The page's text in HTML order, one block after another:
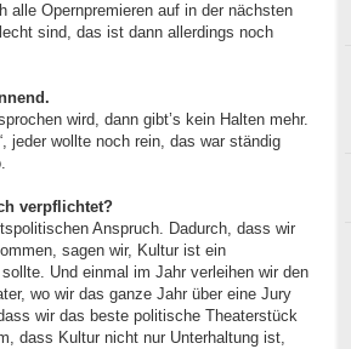
alle Opernpremieren auf in der nächsten
sind, das ist dann allerdings noch
wird, dann gibt’s kein Halten mehr.
jeder wollte noch rein, das war ständig
verpflichtet?
Anspruch. Dadurch, dass wir
sagen wir, Kultur ist ein
Und einmal im Jahr verleihen wir den
wo wir das ganze Jahr über eine Jury
wir das beste politische Theaterstück
dass Kultur nicht nur Unterhaltung ist,